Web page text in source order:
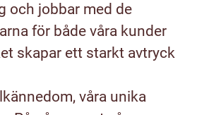
och jobbar med de
för både våra kunder
skapar ett starkt avtryck
våra unika